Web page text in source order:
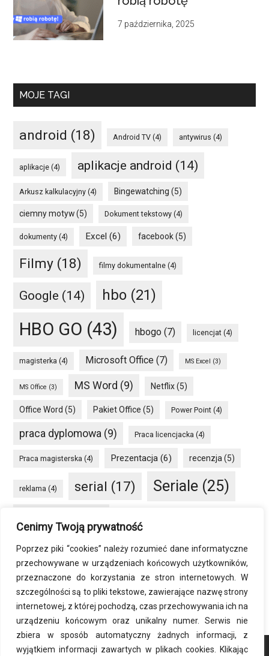
Cenimy Twoją prywatność
Poprzez piki “cookies” należy rozumieć dane informatyczne
przechowywane w urządzeniach końcowych użytkowników,
przeznaczone do korzystania ze stron internetowych. W
szczególności są to pliki tekstowe, zawierające nazwę strony
internetowej, z której pochodzą, czas przechowywania ich na
urządzeniu końcowym oraz unikalny numer. Serwis nie
zbiera w sposób automatyczny żadnych informacji, z
wyjątkiem informacji zawartych w plikach cookies. Klikając
7 października, 2025
MOJE TAGI
android (18) Android TV (4) antywirus (4)
aplikacje (4) aplikacje android (14)
Arkusz kalkulacyjny (4) Bingewatching (5)
ciemny motyw(5) Dokument tekstowy (4)
dokumenty (4) Excel (6) facebook(5)
Filmy (18) filmy dokumentalne (4)
Google (14) hbo (21)
HBO GO (43) hbogo (7) licencjat (4)
magisterka (4) Microsoft Office (7) MS Excel (3)
MS Office (3) MS Word (9) Netflix(5)
Office Word (5) Pakiet Office (5) Power Point (4)
praca dyplomowa (9) Praca licencjacka (4)
Praca magisterska (4) Prezentacja (6) recenzja(5)
reklama (4) serial (17) Seriale (25)
sprzęt(6) VOD(34) Windows(5)
Windows 10 (7) Word(8)
zmiana rozdzielczości